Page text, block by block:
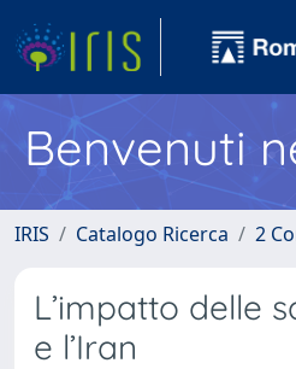
Benvenuti
IRIS Catalogo Ricerca 2
L’impatto delle
e l’Iran